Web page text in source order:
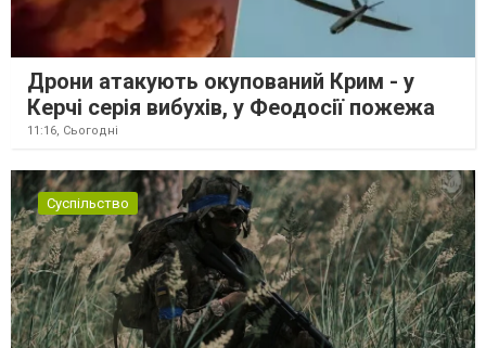
Дрони атакують окупований Крим - у
Керчі серія вибухів, у Феодосії пожежа
11:16, Сьогодні
Суспільство